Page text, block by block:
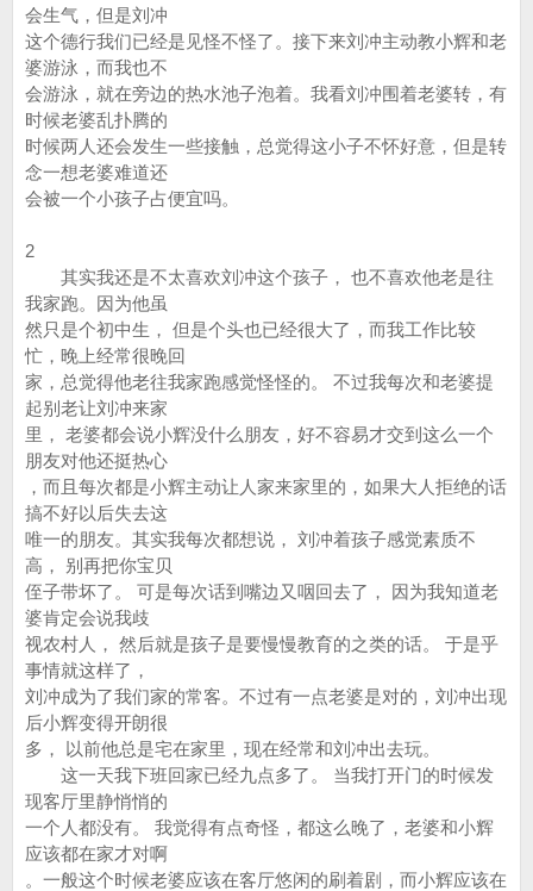
会生气，但是刘冲
这个德行我们已经是见怪不怪了。接下来刘冲主动教小辉和老
婆游泳，而我也不
会游泳，就在旁边的热水池子泡着。我看刘冲围着老婆转，有
时候老婆乱扑腾的
时候两人还会发生一些接触，总觉得这小子不怀好意，但是转
念一想老婆难道还
会被一个小孩子占便宜吗。
2
其实我还是不太喜欢刘冲这个孩子， 也不喜欢他老是往
我家跑。因为他虽
然只是个初中生， 但是个头也已经很大了，而我工作比较
忙，晚上经常很晚回
家，总觉得他老往我家跑感觉怪怪的。 不过我每次和老婆提
起别老让刘冲来家
里， 老婆都会说小辉没什么朋友，好不容易才交到这么一个
朋友对他还挺热心
，而且每次都是小辉主动让人家来家里的，如果大人拒绝的话
搞不好以后失去这
唯一的朋友。其实我每次都想说， 刘冲着孩子感觉素质不
高， 别再把你宝贝
侄子带坏了。 可是每次话到嘴边又咽回去了， 因为我知道老
婆肯定会说我歧
视农村人， 然后就是孩子是要慢慢教育的之类的话。 于是乎
事情就这样了，
刘冲成为了我们家的常客。不过有一点老婆是对的，刘冲出现
后小辉变得开朗很
多， 以前他总是宅在家里，现在经常和刘冲出去玩。
这一天我下班回家已经九点多了。 当我打开门的时候发
现客厅里静悄悄的
一个人都没有。 我觉得有点奇怪，都这么晚了，老婆和小辉
应该都在家才对啊
。一般这个时候老婆应该在客厅悠闲的刷着剧，而小辉应该在